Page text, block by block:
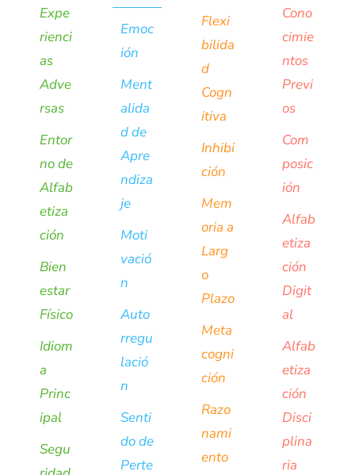
Expe
rienci
as
Adve
rsas
Entor
no de
Alfab
etiza
ción
Bien
estar
Físico
Idiom
a
Princ
ipal
Segu
Emoc
ión
Ment
alida
d de
Apre
ndiza
je
Moti
vació
n
Auto
rregu
lació
n
Senti
do de
Perte
Flexi
bilida
d
Cogn
itiva
Inhibi
ción
Mem
oria a
Larg
o
Plazo
Meta
cogni
ción
Razo
nami
ento
Cono
cimie
ntos
Previ
os
Com
posic
ión
Alfab
etiza
ción
Digit
al
Alfab
etiza
ción
Disci
plina
ria